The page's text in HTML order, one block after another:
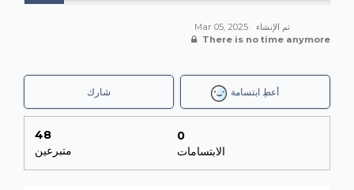
تم الإنشاء
Mar 05, 2025
There is no time anymore
أعطِ ابتسامة شارك
48
متبرعين
0
الابتسامات